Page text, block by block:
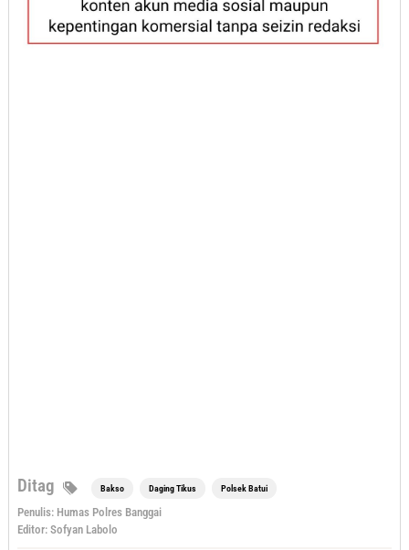
Ditag Bakso Daging Tikus Polsek Batui
Penulis: Humas Polres Banggai
Editor: Sofyan Labolo